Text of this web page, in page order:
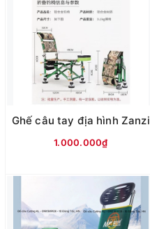
Ghế câu tay địa hình Zanzi
1.000.000₫